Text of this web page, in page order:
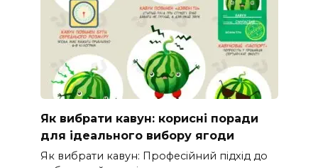
Як вибрати кавун: корисні поради
для ідеального вибору ягоди
Як вибрати кавун: Професійний підхід до